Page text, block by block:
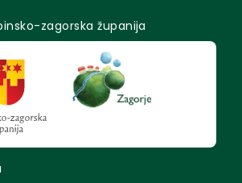
zagorska županija